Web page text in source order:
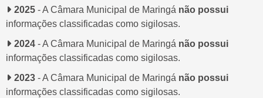
2025 - A Câmara Municipal de Maringá não possui
informações classificadas como sigilosas.
2024 - A Câmara Municipal de Maringá não possui
informações classificadas como sigilosas.
2023 - A Câmara Municipal de Maringá não possui
informações classificadas como sigilosas.